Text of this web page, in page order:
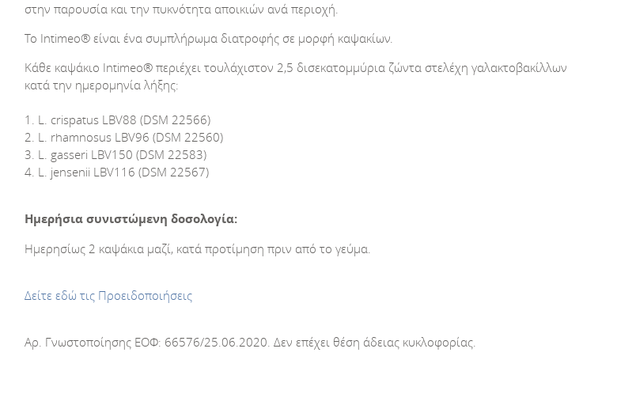
στην παρουσία και την πυκνότητα αποικιών ανά περιοχή.
Το Intimeo® είναι ένα συμπλήρωμα διατροφής σε μορφή καψακίων.
Κάθε καψάκιο Intimeo® περιέχει τουλάχιστον 2,5 δισεκατομμύρια ζώντα στελέχη γαλακτοβακίλλων
κατά την ημερομηνία λήξης:
1. L. crispatus LBV88 (DSM 22566)
2. L. rhamnosus LBV96 (DSM 22560)
3. L. gasseri LBV150 (DSM 22583)
4. L. jensenii LBV116 (DSM 22567)
Ημερήσια συνιστώμενη δοσολογία:
Ημερησίως 2 καψάκια μαζί, κατά προτίμηση πριν από το γεύμα.
Δείτε εδώ τις Προειδοποιήσεις
Αρ. Γνωστοποίησης ΕΟΦ: 66576/25.06.2020. Δεν επέχει θέση άδειας κυκλοφορίας.